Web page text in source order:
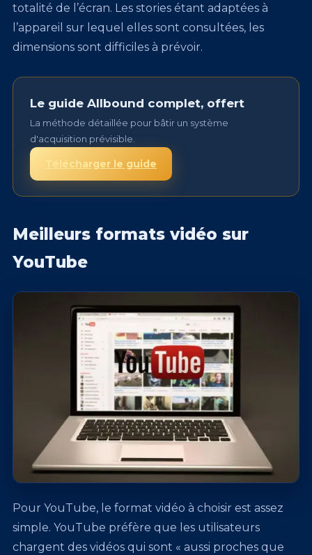
totalité de l’écran. Les stories étant adaptées à
l’appareil sur lequel elles sont consultées, les
dimensions sont difficiles à prévoir.
Le guide Allbound complet, offert
La méthode détaillée pour bâtir un système
d'acquisition prévisible.
Télécharger le guide
Meilleurs formats vidéo sur
YouTube
Pour YouTube, le format vidéo à choisir est assez
simple. YouTube préfère que les utilisateurs
chargent des vidéos qui sont « aussi proches que